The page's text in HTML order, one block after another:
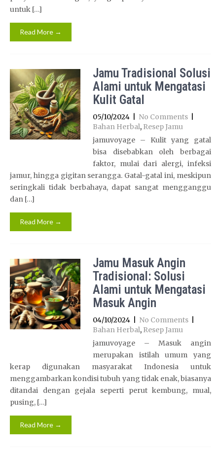
untuk […]
Read More →
Jamu Tradisional Solusi
Alami untuk Mengatasi
Kulit Gatal
05/10/2024 No Comments
Bahan Herbal, Resep Jamu
jamuvoyage – Kulit yang gatal
bisa disebabkan oleh berbagai
faktor, mulai dari alergi, infeksi
jamur, hingga gigitan serangga. Gatal-gatal ini, meskipun
seringkali tidak berbahaya, dapat sangat mengganggu
dan […]
Read More →
Jamu Masuk Angin
Tradisional: Solusi
Alami untuk Mengatasi
Masuk Angin
04/10/2024 No Comments
Bahan Herbal, Resep Jamu
jamuvoyage – Masuk angin
merupakan istilah umum yang
kerap digunakan masyarakat Indonesia untuk
menggambarkan kondisi tubuh yang tidak enak, biasanya
ditandai dengan gejala seperti perut kembung, mual,
pusing, […]
Read More →